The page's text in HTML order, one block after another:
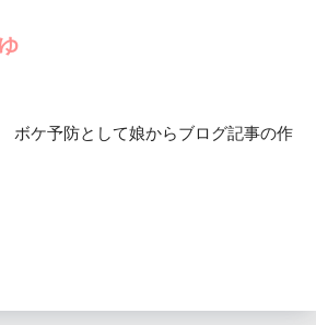
ボケ予防として娘からブログ記事の作